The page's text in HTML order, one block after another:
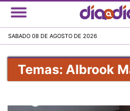
al
SABADO 08 DE AGOSTO DE 2026
Temas: Albrook